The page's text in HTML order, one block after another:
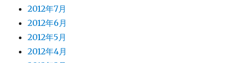
2012年7月
2012年6月
2012年5月
2012年4月